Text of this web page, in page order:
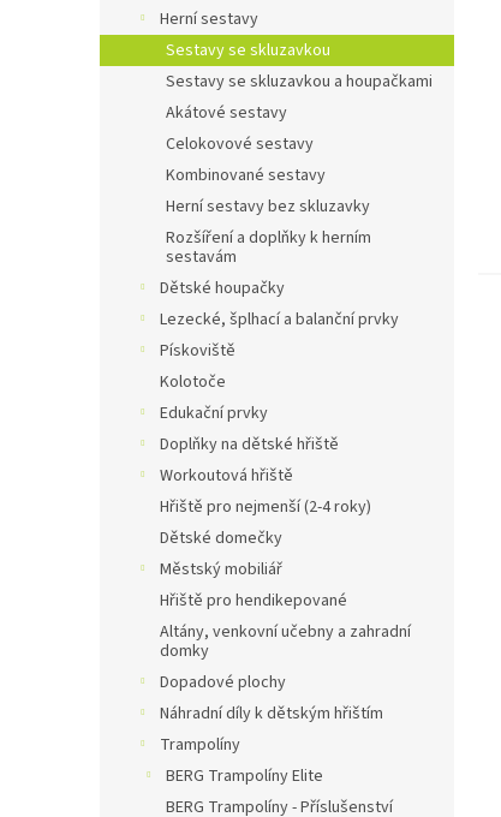
e
l
Herní sestavy
Sestavy se skluzavkou
Sestavy se skluzavkou a houpačkami
Akátové sestavy
Celokovové sestavy
Kombinované sestavy
Herní sestavy bez skluzavky
Rozšíření a doplňky k herním
sestavám
Dětské houpačky
Lezecké, šplhací a balanční prvky
Pískoviště
Kolotoče
Edukační prvky
Doplňky na dětské hřiště
Workoutová hřiště
Hřiště pro nejmenší (2-4 roky)
Dětské domečky
Městský mobiliář
Hřiště pro hendikepované
Altány, venkovní učebny a zahradní
domky
Dopadové plochy
Náhradní díly k dětským hřištím
Trampolíny
BERG Trampolíny Elite
BERG Trampolíny - Příslušenství